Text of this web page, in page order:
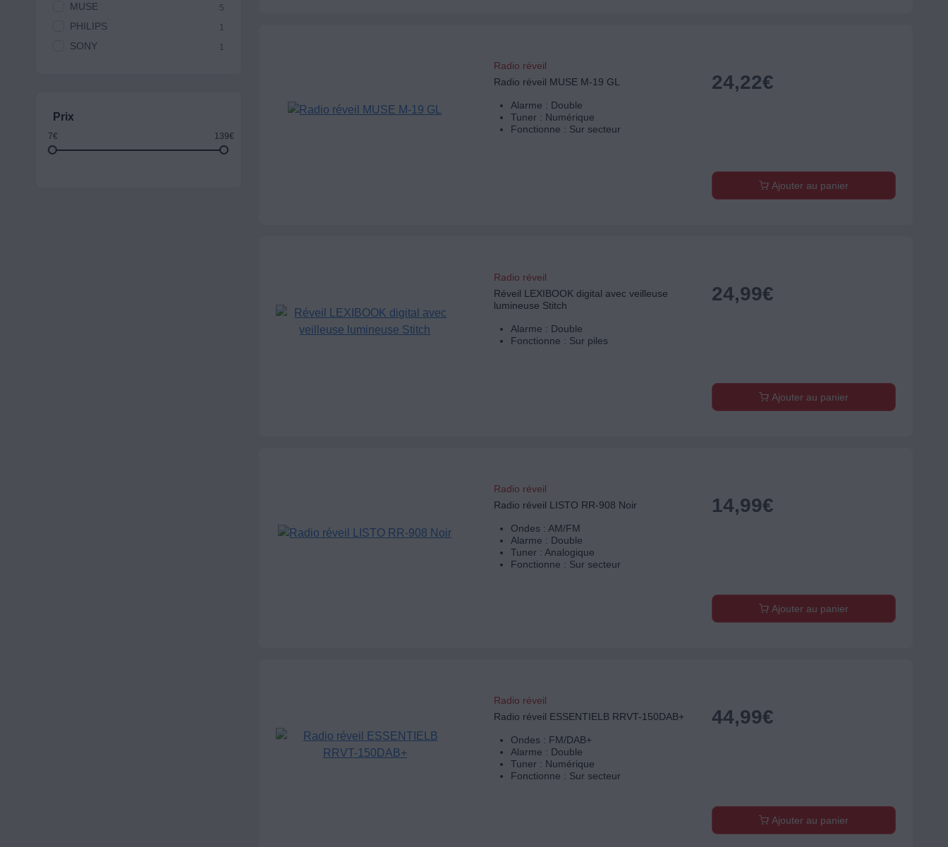
MUSE 5
PHILIPS 1
SONY 1
Prix
7€ 139€
Radio réveil
Radio réveil MUSE M-19 GL
Alarme : Double
Tuner : Numérique
Fonctionne : Sur secteur
24,22€
Ajouter au panier
Radio réveil
Réveil LEXIBOOK digital avec veilleuse
lumineuse Stitch
Alarme : Double
Fonctionne : Sur piles
24,99€
Ajouter au panier
Radio réveil
Radio réveil LISTO RR-908 Noir
Ondes : AM/FM
Alarme : Double
Tuner : Analogique
Fonctionne : Sur secteur
14,99€
Ajouter au panier
Radio réveil
Radio réveil ESSENTIELB RRVT-150DAB+
Ondes : FM/DAB+
Alarme : Double
Tuner : Numérique
Fonctionne : Sur secteur
44,99€
Ajouter au panier